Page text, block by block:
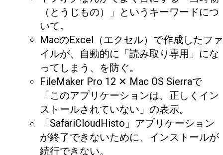
（とうじもの）」というキーワードにつ
いて。
MacのExcel（エクセル）で作成したファ
イルが、自動的に「読み取り専用」にな
ってしまう、を防ぐ。
FileMaker Pro 12 ✕ Mac OS Sierraで
「このアプリケーションは、正しくイン
ストールされていない」の表示。
「SafariCloudHisto」アプリケーション
が終了できないために、インストールが
続行できない。